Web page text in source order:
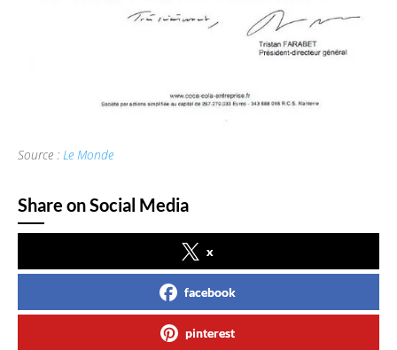
Source : Le Monde
Share on Social Media
x
facebook
pinterest